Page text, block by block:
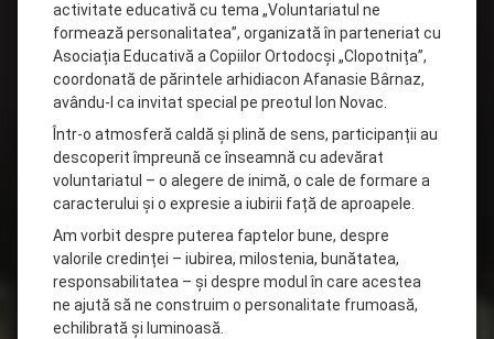
activitate educativă cu tema „Voluntariatul ne
formează personalitatea”, organizată în parteneriat cu
Asociația Educativă a Copiilor Ortodocși „Clopotnița”,
coordonată de părintele arhidiacon Afanasie Bârnaz,
avându-l ca invitat special pe preotul Ion Novac.
Într-o atmosferă caldă și plină de sens, participanții au
descoperit împreună ce înseamnă cu adevărat
voluntariatul – o alegere de inimă, o cale de formare a
caracterului și o expresie a iubirii față de aproapele.
Am vorbit despre puterea faptelor bune, despre
valorile credinței – iubirea, milostenia, bunătatea,
responsabilitatea – și despre modul în care acestea
ne ajută să ne construim o personalitate frumoasă,
echilibrată și luminoasă.